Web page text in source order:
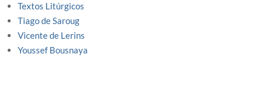
Textos Litúrgicos
Tiago de Saroug
Vicente de Lerins
Youssef Bousnaya